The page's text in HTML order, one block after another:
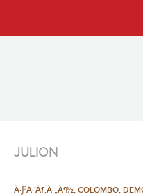
JULION
À·ƑÀ·’À¶‚À·„À¶½, COLOMBO,